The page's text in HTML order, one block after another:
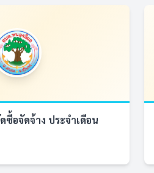
ซื้อจัดจ้าง ประจำเดือน